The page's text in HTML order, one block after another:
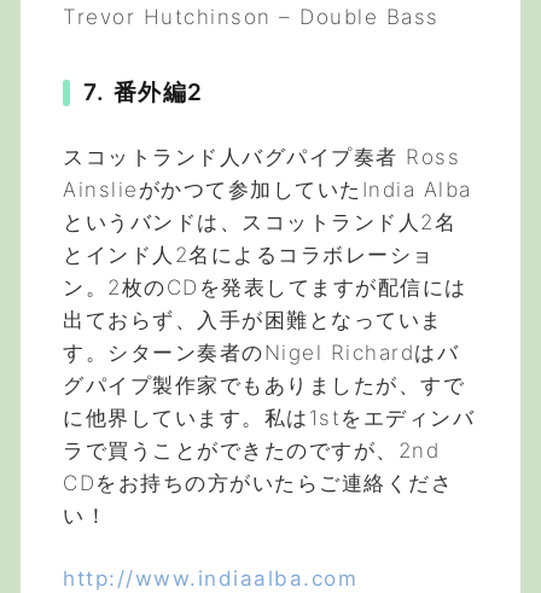
Trevor Hutchinson – Double Bass
7. 番外編2
スコットランド人バグパイプ奏者 Ross
Ainslieがかつて参加していたIndia Alba
というバンドは、スコットランド人2名
とインド人2名によるコラボレーショ
ン。2枚のCDを発表してますが配信には
出ておらず、入手が困難となっていま
す。シターン奏者のNigel Richardはバ
グパイプ製作家でもありましたが、すで
に他界しています。私は1stをエディンバ
ラで買うことができたのですが、2nd
CDをお持ちの方がいたらご連絡くださ
い！
http://www.indiaalba.com